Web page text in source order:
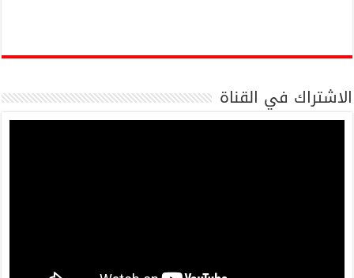
الاشتراك في القناة